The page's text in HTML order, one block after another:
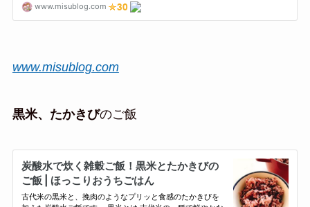
www.misublog.com
黒米、たかきびのご飯